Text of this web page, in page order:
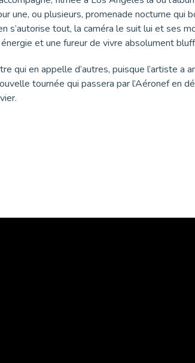
une, ou plusieurs, promenade nocturne qui
s’autorise tout, la caméra le suit lui et ses
et une fureur de vivre absolument
qui en appelle d’autres, puisque l’artiste a
tournée qui passera par l’Aéronef en